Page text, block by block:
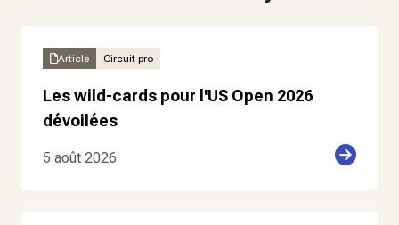
Article Circuit pro
Les wild-cards pour l'US Open 2026
dévoilées
5 août 2026